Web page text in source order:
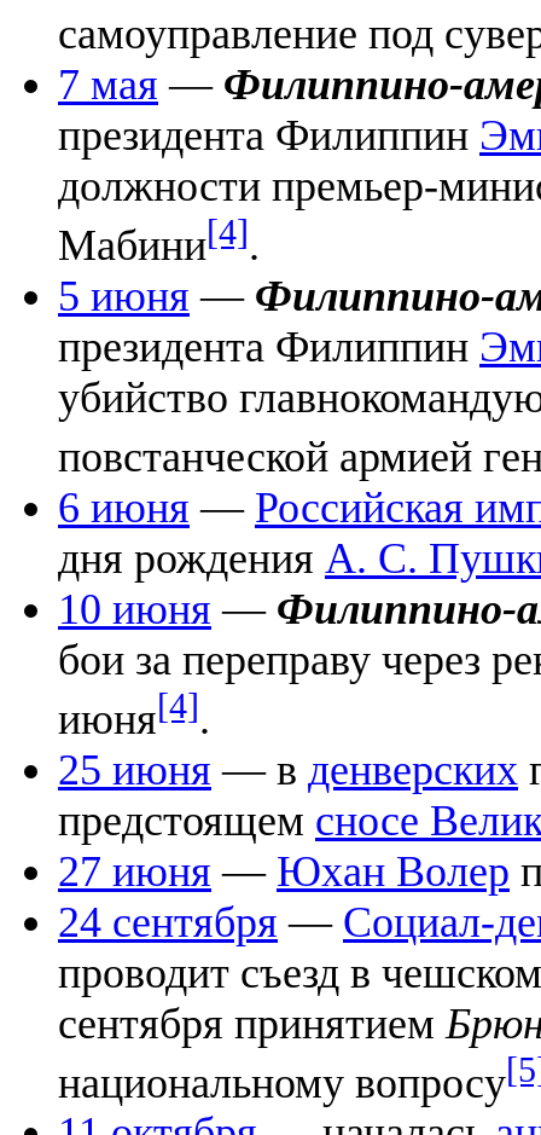
самоуправление под
7 мая — Филиппино-
президента Филиппин
должности премьер-
Мабини[4].
5 июня — Филиппино-
президента Филиппин
убийство
повстанческой армией
6 июня — Российская
дня рождения А. С.
10 июня — Филиппино-
бои за переправу через
июня[4].
25 июня — в денверских
предстоящем сносе
27 июня — Юхан Волер
24 сентября — Социал-
проводит съезд в
сентября принятием
национальному вопросу